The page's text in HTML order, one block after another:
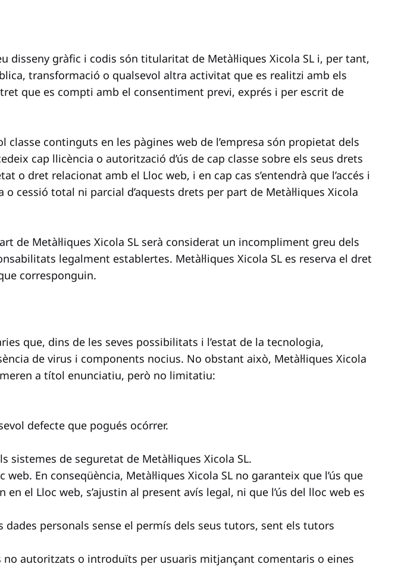
disseny gràfic i codis són titularitat de Metàl·liques Xicola SL i, per tant,
transformació o qualsevol altra activitat que es realitzi amb els
que es compti amb el consentiment previ, exprés i per escrit de
continguts en les pàgines web de l’empresa són propietat dels
cap llicència o autorització d’ús de cap classe sobre els seus drets
dret relacionat amb el Lloc web, i en cap cas s’entendrà que l’accés i
cessió total ni parcial d’aquests drets per part de Metàl·liques Xicola
de Metàl·liques Xicola SL serà considerat un incompliment greu dels
legalment establertes. Metàl·liques Xicola SL es reserva el dret
corresponguin.
que, dins de les seves possibilitats i l’estat de la tecnologia,
de virus i components nocius. No obstant això, Metàl·liques Xicola
a títol enunciatiu, però no limitatiu:
defecte que pogués ocórrer.
de seguretat de Metàl·liques Xicola SL.
En conseqüència, Metàl·liques Xicola SL no garanteix que l’ús que
el Lloc web, s’ajustin al present avís legal, ni que l’ús del lloc web es
dades personals sense el permís dels seus tutors, sent els tutors
no autoritzats o introduïts per usuaris mitjançant comentaris o eines